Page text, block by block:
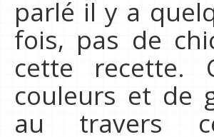
parlé il y a
fois, pas de
cette recette.
couleurs et de
au travers